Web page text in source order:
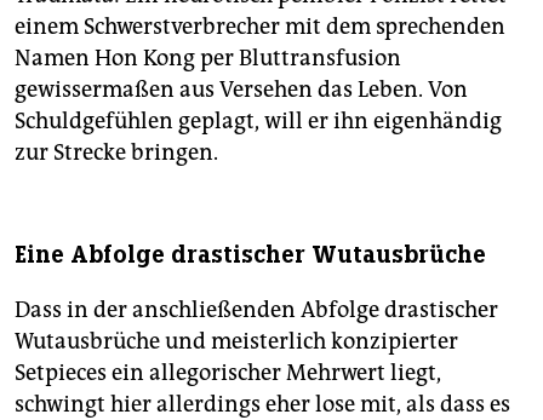
einem Schwerstverbrecher mit dem sprechenden
Namen Hon Kong per Bluttransfusion
gewissermaßen aus Versehen das Leben. Von
Schuldgefühlen geplagt, will er ihn eigenhändig
zur Strecke bringen.
Eine Abfolge drastischer Wutausbrüche
Dass in der anschließenden Abfolge drastischer
Wutausbrüche und meisterlich konzipierter
Setpieces ein allegorischer Mehrwert liegt,
schwingt hier allerdings eher lose mit, als dass es